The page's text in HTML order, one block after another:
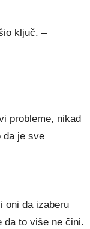
ključ. –
probleme, nikad
da je sve
oni da izaberu
da to više ne čini.